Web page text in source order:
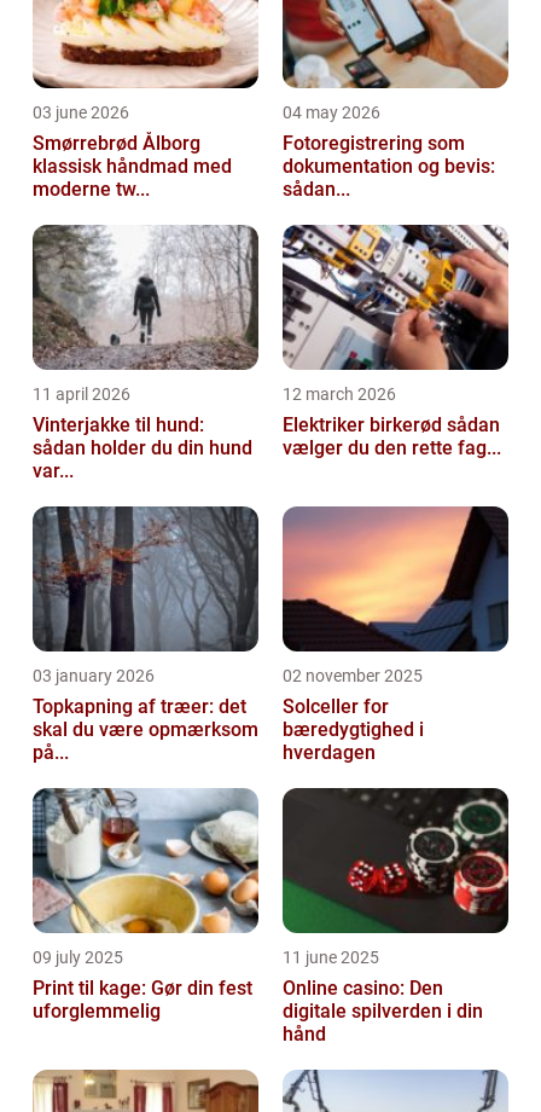
03 june 2026
Smørrebrød Ålborg
klassisk håndmad med
moderne tw...
04 may 2026
Fotoregistrering som
dokumentation og bevis:
sådan...
11 april 2026
Vinterjakke til hund:
sådan holder du din hund
var...
12 march 2026
Elektriker birkerød sådan
vælger du den rette fag...
03 january 2026
Topkapning af træer: det
skal du være opmærksom
på...
02 november 2025
Solceller for
bæredygtighed i
hverdagen
09 july 2025
Print til kage: Gør din fest
uforglemmelig
11 june 2025
Online casino: Den
digitale spilverden i din
hånd